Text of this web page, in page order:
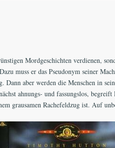
Mordgeschichten verdienen,
muss er das Pseudonym seiner
aber werden die Menschen in
ahnungs- und fassungslos,
grausamen Rachefeldzug ist. Auf